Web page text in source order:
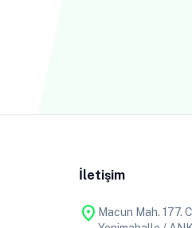
İletişim
location_on Macun Mah. 177.